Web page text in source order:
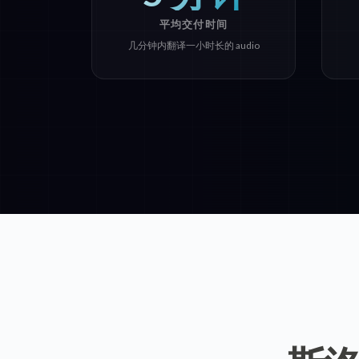
平均交付时间
几分钟内翻译一小时长的 audio